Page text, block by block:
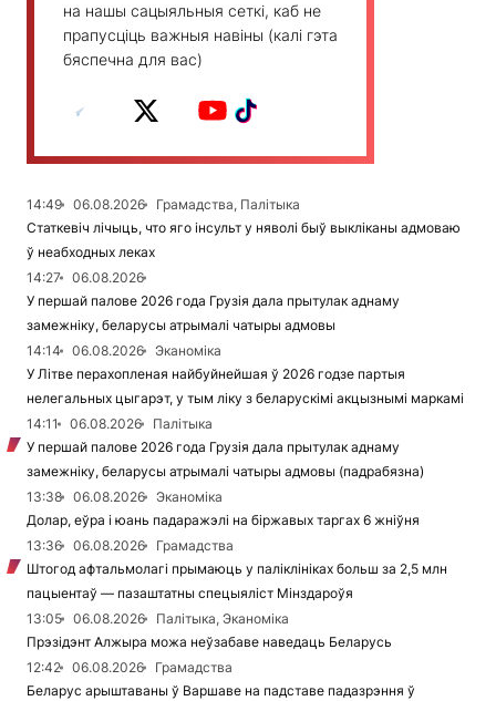
на нашы сацыяльныя сеткі, каб не
прапусціць важныя навіны (калі гэта
бяспечна для вас)
14:49 06.08.2026
Грамадства, Палітыка
Статкевіч лічыць, что яго інсульт у няволі быў выкліканы адмоваю
ў неабходных леках
14:27
06.08.2026
У першай палове 2026 года Грузія дала прытулак аднаму
замежніку, беларусы атрымалі чатыры адмовы
14:14
06.08.2026
Эканоміка
У Літве перахопленая найбуйнейшая ў 2026 годзе партыя
нелегальных цыгарэт, у тым ліку з беларускімі акцызнымі маркамі
14:11
06.08.2026
Палітыка
У першай палове 2026 года Грузія дала прытулак аднаму
замежніку, беларусы атрымалі чатыры адмовы (падрабязна)
13:38
06.08.2026
Эканоміка
Долар, еўра і юань падаражэлі на біржавых таргах 6 жніўня
13:36
06.08.2026
Грамадства
Штогод афтальмолагі прымаюць у паліклініках больш за 2,5 млн
пацыентаў — пазаштатны спецыяліст Мінздароўя
13:05
06.08.2026
Палітыка, Эканоміка
Прэзідэнт Алжыра можа неўзабаве наведаць Беларусь
12:42
06.08.2026
Грамадства
Беларус арыштаваны ў Варшаве на падставе падазрэння ў